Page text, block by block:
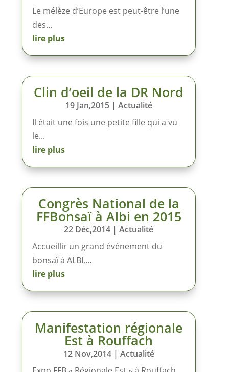
Le mélèze d’Europe est peut-être l’une
des...
lire plus
Clin d’oeil de la DR Nord
19 Jan,2015| Actualité
Il était une fois une petite fille qui a vu
le...
lire plus
Congrès National de la
FFBonsaï à Albi en 2015
22 Déc,2014 |Actualité
Accueillir un grand événement du
bonsaï à ALBI,...
lire plus
Manifestation régionale
Est à Rouffach
12 Nov,2014| Actualité